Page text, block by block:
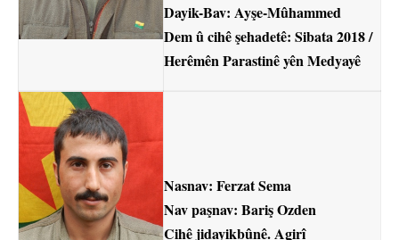
Dayik-Bav: Ayşe-Mûhammed
Dem û cihê şehadetê: Sibata 2018 /
Herêmên Parastinê yên Medyayê
Nasnav: Ferzat Sema
Nav paşnav: Bariş Ozden
Cihê jidayikbûnê. Agirî